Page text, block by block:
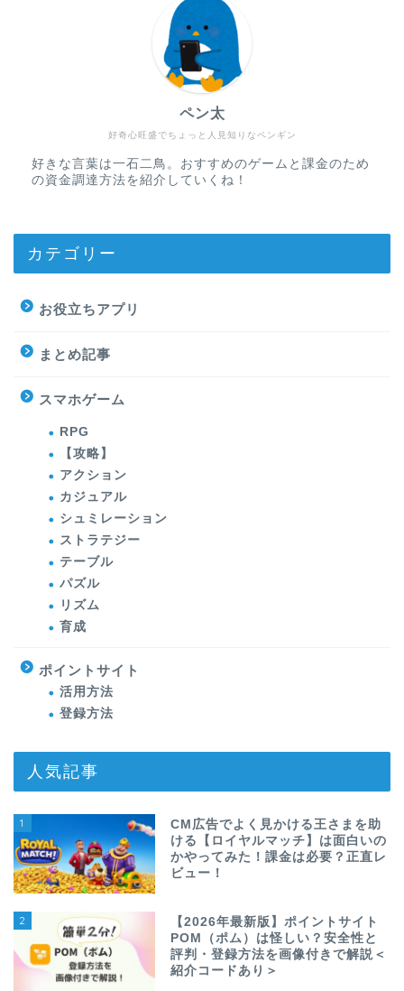
好奇心旺盛でちょっと人見知りなペンギン
ペン太
好きな言葉は一石二鳥。おすすめのゲームと課金のため
の資金調達方法を紹介していくね！
カテゴリー
お役立ちアプリ
まとめ記事
スマホゲーム
RPG
【攻略】
アクション
カジュアル
シュミレーション
ストラテジー
テーブル
パズル
リズム
育成
ポイントサイト
活用方法
登録方法
人気記事
1
CM広告でよく見かける王さまを助
ける【ロイヤルマッチ】は面白いの
かやってみた！課金は必要？正直レ
ビュー！
2
【2026年最新版】ポイントサイト
POM（ポム）は怪しい？安全性と
評判・登録方法を画像付きで解説＜
紹介コードあり＞